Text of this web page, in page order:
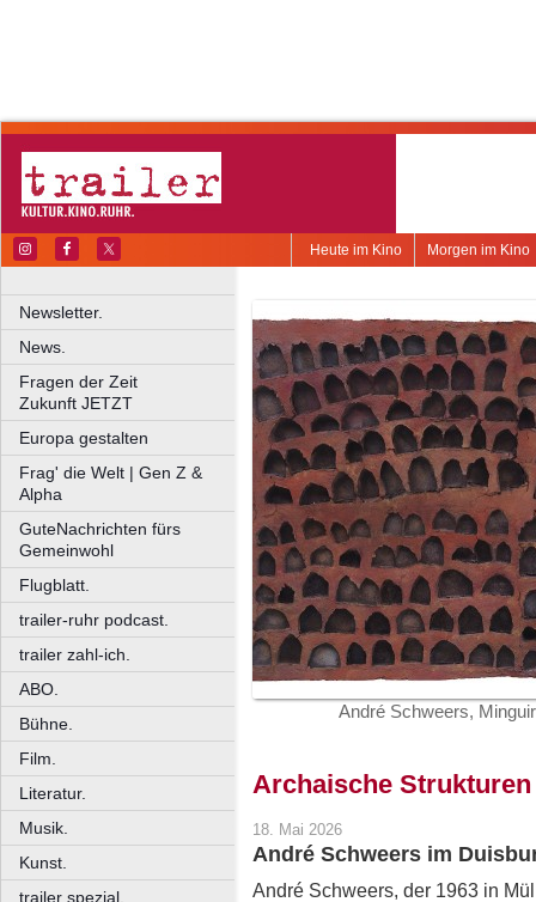
Morgen im Kino
Heute im Kino
Newsletter.
News.
Fragen der Zeit
Zukunft JETZT
Europa gestalten
Frag' die Welt | Gen Z &
Alpha
GuteNachrichten fürs
Gemeinwohl
Flugblatt.
trailer-ruhr podcast.
trailer zahl-ich.
ABO.
Bühne.
Film.
Literatur.
Musik.
Kunst.
trailer spezial.
André Schweers,
Archaische Strukturen
18. Mai 2026
André Schweers im
André Schweers, der 1963 in